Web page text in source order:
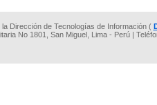
Dirección de Tecnologías de Información (
No 1801, San Miguel, Lima - Perú |